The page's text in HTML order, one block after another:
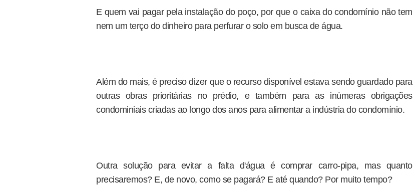
E quem vai pagar pela instalação do poço, por que o caixa do condomínio não tem
nem um terço do dinheiro para perfurar o solo em busca de água.
Além do mais, é preciso dizer que o recurso disponível estava sendo guardado para
outras obras prioritárias no prédio, e também para as inúmeras obrigações
condominiais criadas ao longo dos anos para alimentar a indústria do condomínio.
Outra solução para evitar a falta d'água é comprar carro-pipa, mas quanto
precisaremos? E, de novo, como se pagará? E até quando? Por muito tempo?